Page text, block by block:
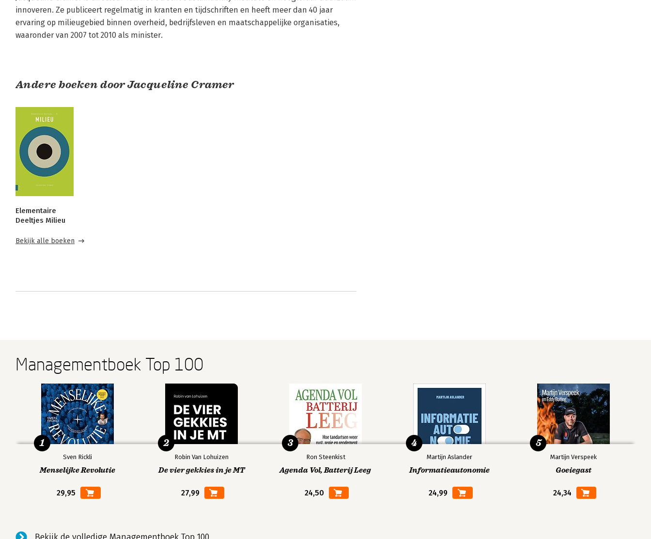
innoveren. Ze publiceert regelmatig in kranten en tijdschriften en heeft meer dan 40 jaar
ervaring op milieugebied binnen overheid, bedrijfsleven en maatschappelijke organisaties,
waaronder van 2007 tot 2010 als minister.
Andere boeken door Jacqueline Cramer
Elementaire
Deeltjes Milieu
Bekijk alle boeken
Managementboek Top 100
Sven Rickli
Menselijke Revolutie
29,95
1
Robin Van Lohuizen
De vier gekkies in je MT
27,99
2
Ron Steenkist
Agenda Vol, Batterij Leeg
24,50
3
Martijn Aslander
Informatieautonomie
24,99
4
Martijn Verspeek
Goeiegast
24,34
5